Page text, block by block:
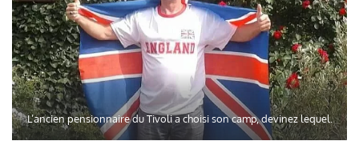
L’ancien pensionnaire du Tivoli a choisi son camp, devinez lequel.